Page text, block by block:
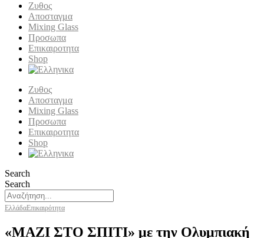
Ζυθος
Αποσταγμα
Mixing Glass
Προσωπα
Επικαιροτητα
Shop
Ζυθος
Αποσταγμα
Mixing Glass
Προσωπα
Επικαιροτητα
Shop
Search
Search
ΕλλάδαΕπικαιρότητα
«ΜΑΖΙ ΣΤΟ ΣΠΙΤΙ» με την Ολυμπιακή